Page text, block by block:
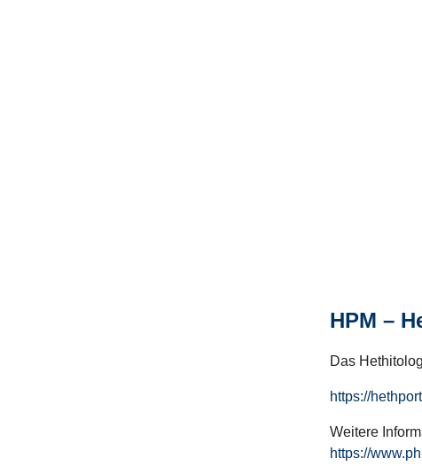
HPM –
Das
https://
Weitere
https://